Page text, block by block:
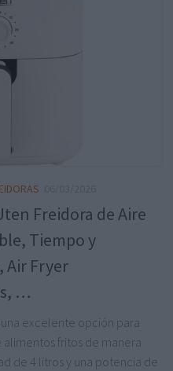
Freidora de Aire
Tiempo y
Air Fryer
…
excelente opción para
fritos de manera
de 4 litros y una potencia de